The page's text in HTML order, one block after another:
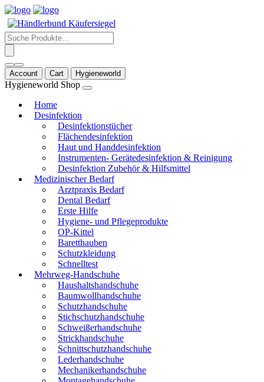
Products
search
Account Cart Hygieneworld
Hygieneworld Shop
Home
Desinfektion
Desinfektionstücher
Flächendesinfektion
Haut und Handdesinfektion
Instrumenten- Gerätedesinfektion & Reinigung
Desinfektion Zubehör & Hilfsmittel
Medizinischer Bedarf
Arztpraxis Bedarf
Dental Bedarf
Erste Hilfe
Hygiene- und Pflegeprodukte
OP-Kittel
Baretthauben
Schutzkleidung
Schnelltest
Mehrweg-Handschuhe
Haushaltshandschuhe
Baumwollhandschuhe
Schutzhandschuhe
Stichschutzhandschuhe
Schweißerhandschuhe
Strickhandschuhe
Schnittschutzhandschuhe
Lederhandschuhe
Mechanikerhandschuhe